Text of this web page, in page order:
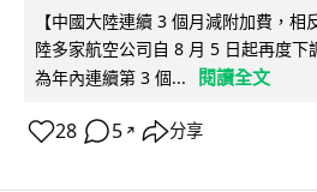
【中國大陸連續 3 個月減附加費，
陸多家航空公司自 8 月 5 日起再度下
為年內連續第 3 個...
閱讀全文
28 5 ↗ 分享